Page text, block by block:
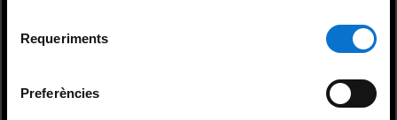
consultar laPolítica de galetes del lloc web de la
Requeriments
Preferències